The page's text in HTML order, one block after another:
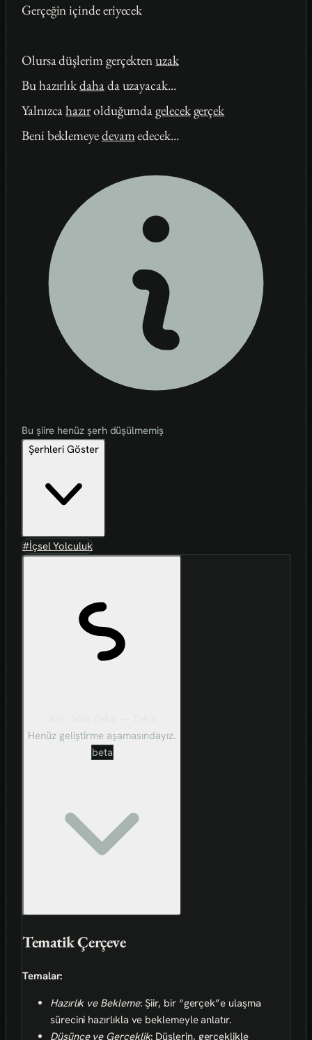
Gerçeğin içinde eriyecek
Olursa düşlerim gerçektenuzak
Bu hazırlıkdahada uzayacak...
Yalnızcahazırolduğumdagelecekgerçek
Beni beklemeyedevamedecek...
Bu şiire henüz şerh düşülmemiş
Şerhleri Göster
#İçsel Yolculuk
Henüz geliştirme aşamasındayız.
beta
Tematik Çerçeve
Temalar:
Hazırlık ve Bekleme: Şiir, bir “gerçek”e ulaşma
sürecini hazırlıkla ve beklemeyle anlatır.
Düşünce ve Gerçeklik: Düşlerin, gerçeklikle